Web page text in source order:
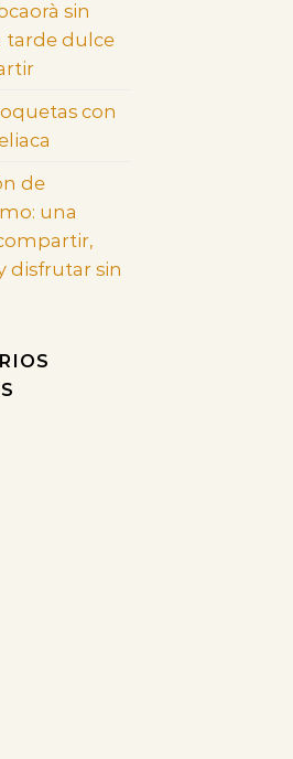
sin
tarde dulce
con
de
una
disfrutar sin